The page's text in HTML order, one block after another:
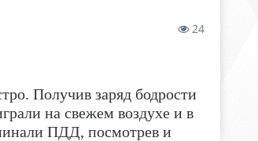
24
Получив заряд бодрости
на свежем воздухе и в
ПДД, посмотрев и